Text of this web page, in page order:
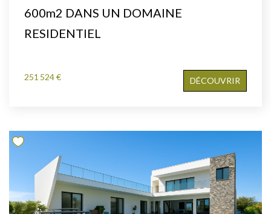
600m2 DANS UN DOMAINE
RESIDENTIEL
251 524 € DÉCOUVRIR